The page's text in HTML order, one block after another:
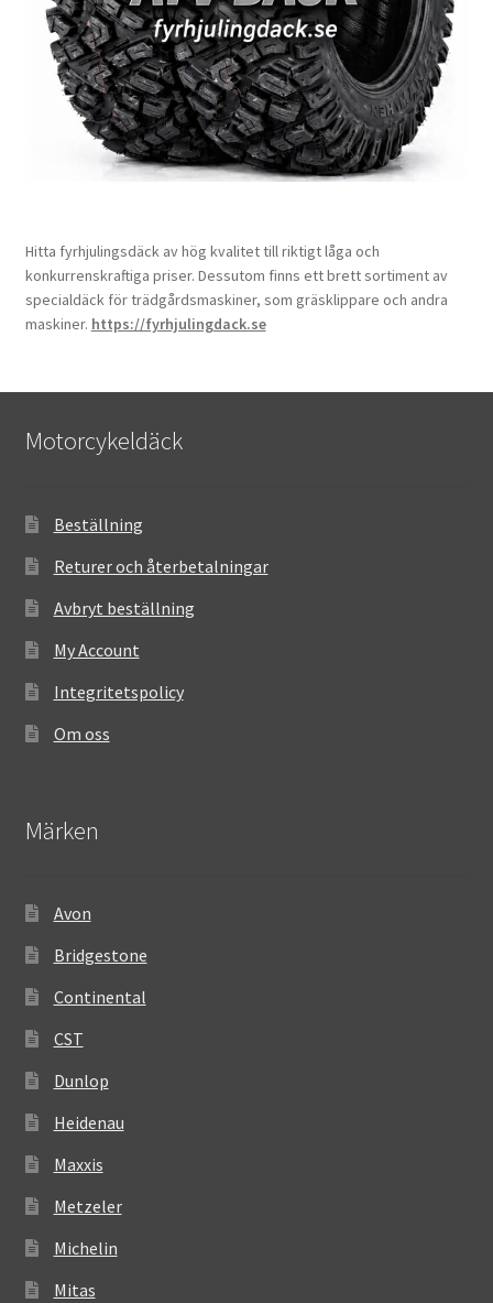
Hitta fyrhjulingsdäck av hög kvalitet till riktigt låga och
konkurrenskraftiga priser. Dessutom finns ett brett sortiment av
specialdäck för trädgårdsmaskiner, som gräsklippare och andra
maskiner. https://fyrhjulingdack.se
Motorcykeldäck
Beställning
Returer och återbetalningar
Avbryt beställning
My Account
Integritetspolicy
Om oss
Märken
Avon
Bridgestone
Continental
CST
Dunlop
Heidenau
Maxxis
Metzeler
Michelin
Mitas